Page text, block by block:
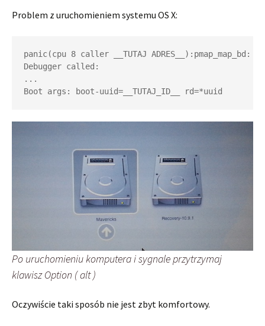
Problem z uruchomieniem systemu OS X:
panic(cpu 8 caller __TUTAJ
Debugger called:
...
Po uruchomieniu komputera i sygnale przytrzymaj
klawisz Option ( alt )
Oczywiście taki sposób nie jest zbyt komfortowy.